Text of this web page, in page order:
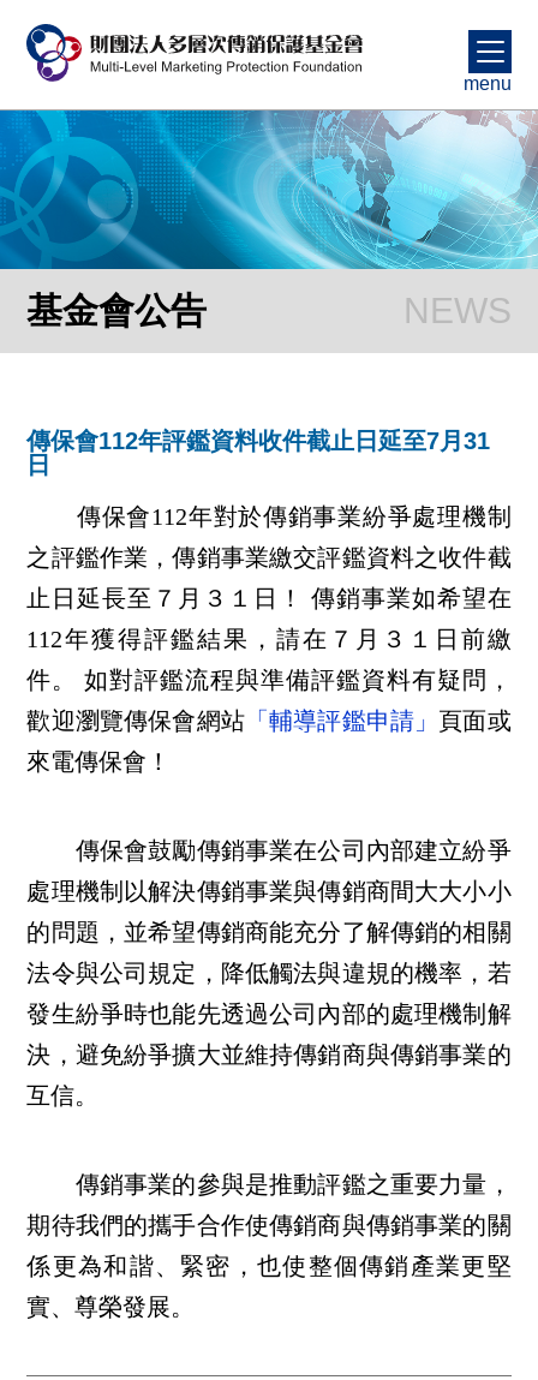
menu
基金會公告
傳保會112年評鑑資料收件截止日延至7月31
日
傳保會112年對於傳銷事業紛爭處理機制
之評鑑作業，傳銷事業繳交評鑑資料之收件截
止日延長至７月３１日！ 傳銷事業如希望在
112年獲得評鑑結果，請在７月３１日前繳
件。 如對評鑑流程與準備評鑑資料有疑問，
歡迎瀏覽傳保會網站「輔導評鑑申請」 頁面或
來電傳保會！
傳保會鼓勵傳銷事業在公司內部建立紛爭
處理機制以解決傳銷事業與傳銷商間大大小小
的問題，並希望傳銷商能充分了解傳銷的相關
法令與公司規定，降低觸法與違規的機率，若
發生紛爭時也能先透過公司內部的處理機制解
決，避免紛爭擴大並維持傳銷商與傳銷事業的
互信。
傳銷事業的參與是推動評鑑之重要力量，
期待我們的攜手合作使傳銷商與傳銷事業的關
係更為和諧、緊密，也使整個傳銷產業更堅
實、尊榮發展。